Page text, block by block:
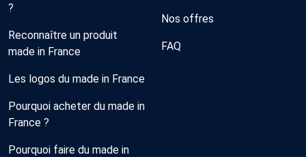
?
Reconnaître un produit
made in France
Les logos du made in France
Pourquoi acheter du made in
France ?
Pourquoi faire du made in
Nos offres
FAQ